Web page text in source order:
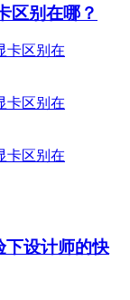
区别在哪？
下设计师的快